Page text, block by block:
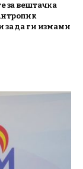
за вештачка
за да ги измами